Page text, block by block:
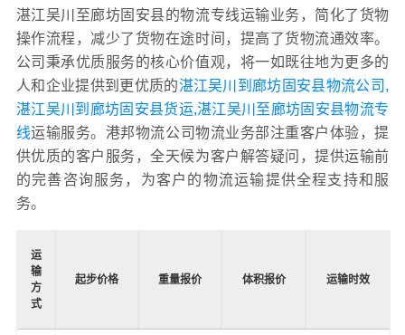
湛江吴川至廊坊固安县的物流专线运输业务，简化了货物
操作流程，减少了货物在途时间，提高了货物流通效率。
公司秉承优质服务的核心价值观，将一如既往地为更多的
人和企业提供到更优质的湛江吴川到廊坊固安县物流公司,
湛江吴川到廊坊固安县货运,湛江吴川至廊坊固安县物流专
线运输服务。港邦物流公司物流业务部注重客户体验，提
供优质的客户服务，全天候为客户解答疑问，提供运输前
的完善咨询服务，为客户的物流运输提供全程支持和服
务。
运
输
方
式
起步价格 重量报价 体积报价 运输时效